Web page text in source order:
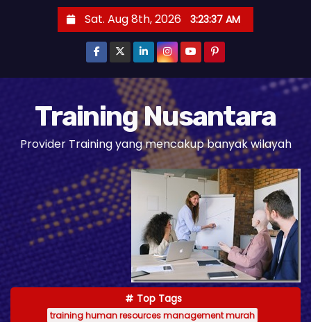
t
Sat. Aug 8th, 2026 3:23:38 AM
Training Nusantara
Provider Training yang mencakup banyak wilayah
Top Tags
training human resources management murah